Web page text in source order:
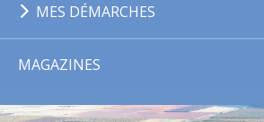
MES DÉMARCHES
MAGAZINES